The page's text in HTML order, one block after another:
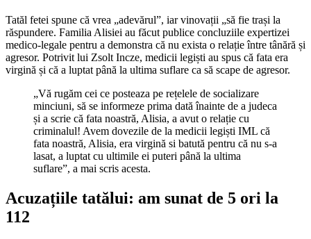
Tatăl fetei spune că vrea „adevărul”, iar vinovații „să fie trași la
răspundere. Familia Alisiei au făcut publice concluziile expertizei
medico-legale pentru a demonstra că nu exista o relație între tânără și
agresor. Potrivit lui Zsolt Incze, medicii legiști au spus că fata era
virgină și că a luptat până la ultima suflare ca să scape de agresor.
„Vă rugăm cei ce posteaza pe rețelele de socializare
minciuni, să se informeze prima dată înainte de a judeca
și a scrie că fata noastră, Alisia, a avut o relație cu
criminalul! Avem dovezile de la medicii legiști IML că
fata noastră, Alisia, era virgină si batută pentru că nu s-a
lasat, a luptat cu ultimile ei puteri până la ultima
suflare”, a mai scris acesta.
Acuzațiile tatălui: am sunat de 5 ori la
112